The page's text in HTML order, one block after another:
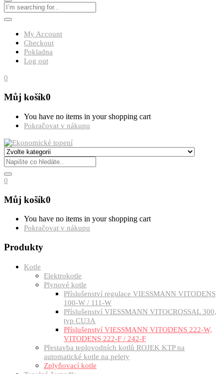
My Account
Checkout
Pokladna
Log out
0
Můj košík0
You have no items in your shopping cart
Pokračovat v nákupu
0
Můj košík0
You have no items in your shopping cart
Pokračovat v nákupu
Produkty
Kotle
Elektrokotle
Plynové kotle
Příslušenství regulace VIESSMANN VITODENS
100-W / 111-W
Příslušenství VIESSMANN VITOCROSSAL 300,
typ CU3A
Příslušenství VIESSMANN VITODENS 222-W,
VITODENS 222-F / 242-F
Přestavba teplovodních kotlů ROJEK KTP na
automatické kotle na pelety
Zplyňovací kotle